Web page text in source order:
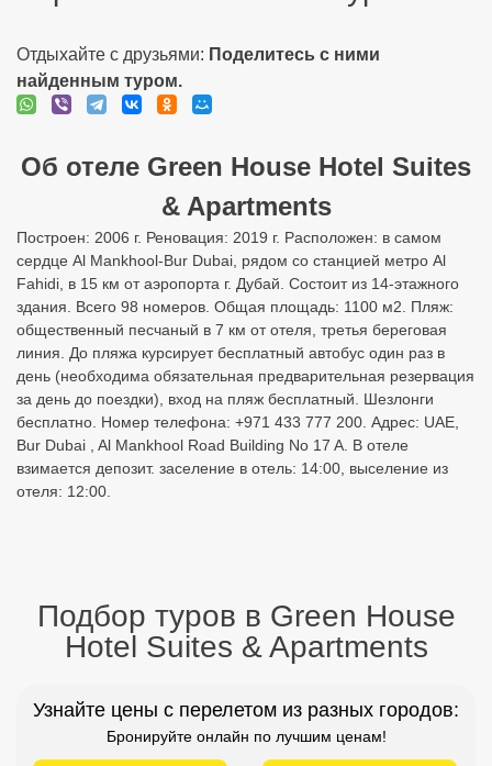
Отдыхайте с друзьями: Поделитесь с ними
найденным туром.
Об отеле Green House Hotel Suites
& Apartments
Построен: 2006 г. Реновация: 2019 г. Расположен: в самом
сердце Al Mankhool-Bur Dubai, рядом со станцией метро Al
Fahidi, в 15 км от аэропорта г. Дубай. Состоит из 14-этажного
здания. Всего 98 номеров. Общая площадь: 1100 м2. Пляж:
общественный песчаный в 7 км от отеля, третья береговая
линия. До пляжа курсирует бесплатный автобус один раз в
день (необходима обязательная предварительная резервация
за день до поездки), вход на пляж бесплатный. Шезлонги
бесплатно. Номер телефона: +971 433 777 200. Адрес: UAE,
Bur Dubai , Al Mankhool Road Building No 17 A. В отеле
взимается депозит. заселение в отель: 14:00, выселение из
отеля: 12:00.
Подбор туров в Green House
Hotel Suites & Apartments
Узнайте цены с перелетом из разных городов:
Бронируйте онлайн по лучшим ценам!